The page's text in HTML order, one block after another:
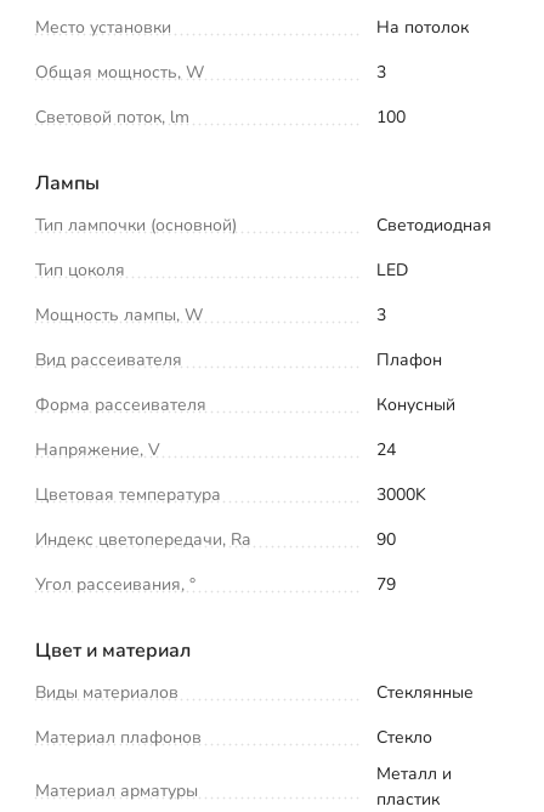
Место установки
На потолок
Общая мощность, W
3
Световой поток, lm
100
Лампы
Тип лампочки (основной)
Светодиодная
Тип цоколя
LED
Мощность лампы, W
3
Вид рассеивателя
Плафон
Форма рассеивателя
Конусный
Напряжение, V
24
Цветовая температура
3000K
Индекс цветопередачи, Ra
90
Угол рассеивания, °
79
Цвет и материал
Виды материалов
Стеклянные
Материал плафонов
Стекло
Материал арматуры
Металл и
пластик